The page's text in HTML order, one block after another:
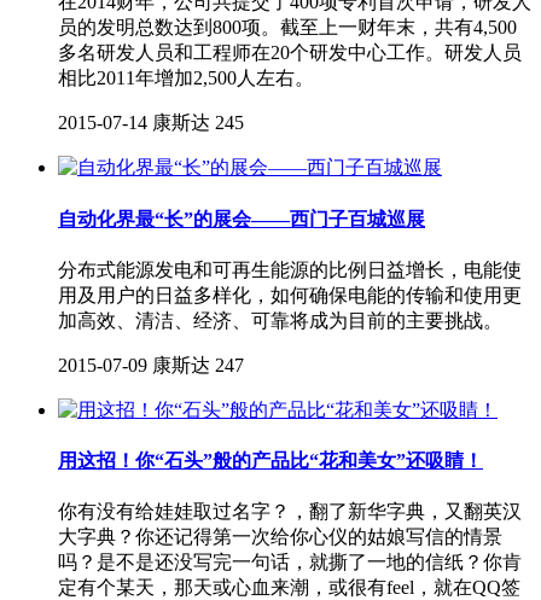
员的发明总数达到800项。截至上一财年末，共有4,500
多名研发人员和工程师在20个研发中心工作。研发人员
相比2011年增加2,500人左右。
2015-07-14 康斯达 245
自动化界最“长”的展会——西门子百城巡展
分布式能源发电和可再生能源的比例日益增长，电能使
用及用户的日益多样化，如何确保电能的传输和使用更
加高效、清洁、经济、可靠将成为目前的主要挑战。
2015-07-09 康斯达 247
用这招！你“石头”般的产品比“花和美女”还吸睛！
你有没有给娃娃取过名字？，翻了新华字典，又翻英汉
大字典？你还记得第一次给你心仪的姑娘写信的情景
吗？是不是还没写完一句话，就撕了一地的信纸？你肯
定有个某天，那天或心血来潮，或很有feel，就在QQ签